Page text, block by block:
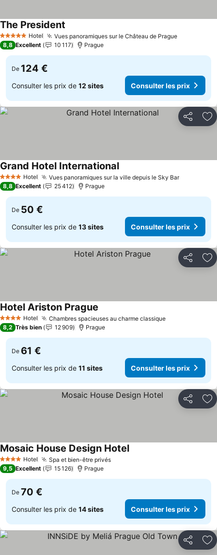
5 Étoiles Hotel Vues panoramiques sur le Château de PragueConsulter
The President
8,8 Excellent 10 117 Prague
De 124 €
Consulter les prix de 12 sites Consulter les prix
Partager
4 Étoiles Hotel Vues panoramiques sur la ville depuis le Sky BarConsulter
Grand Hotel InternationalConsulter les prix
8,8 Excellent 25 412 Prague
De 50 €
Consulter les prix de 13 sites Consulter les prix
Partager
4 Étoiles Hotel Chambres spacieuses au charme classiqueConsulter les
Hotel Ariston Prague
8,2 Très bien 12 909 Prague
De 61 €
Consulter les prix de 11 sites Consulter les prix
Partager
4 Étoiles Hotel Spa et bien-être privésConsulter les prix
Mosaic House Design HotelConsulter les prix
9,5 Excellent 15 126 Prague
De 70 €
Consulter les prix de 14 sites Consulter les prix
Partager